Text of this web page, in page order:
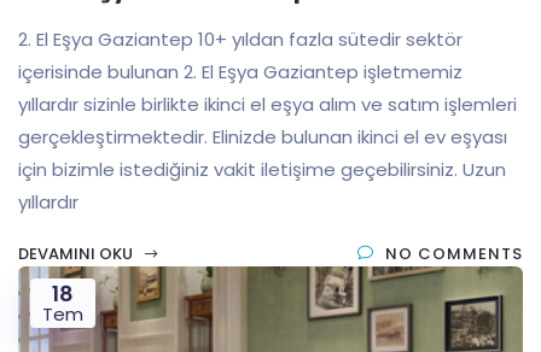
2. El Eşya Gaziantep 10+ yıldan fazla sütedir sektör
içerisinde bulunan 2. El Eşya Gaziantep işletmemiz
yıllardır sizinle birlikte ikinci el eşya alım ve satım işlemleri
gerçekleştirmektedir. Elinizde bulunan ikinci el ev eşyası
için bizimle istediğiniz vakit iletişime geçebilirsiniz. Uzun
yıllardır
DEVAMINI OKU NO COMMENTS
18
Tem